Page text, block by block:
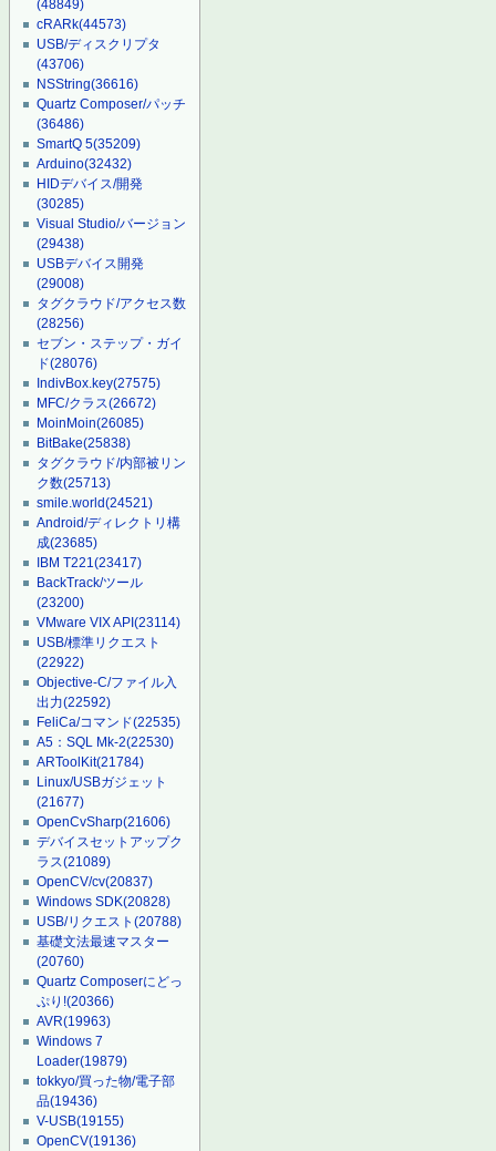
(48849)
cRARk(44573)
USB/ディスクリプタ
(43706)
NSString(36616)
Quartz Composer/パッチ
(36486)
SmartQ 5(35209)
Arduino(32432)
HIDデバイス/開発
(30285)
Visual Studio/バージョン
(29438)
USBデバイス開発
(29008)
タグクラウド/アクセス数
(28256)
セブン・ステップ・ガイ
ド(28076)
IndivBox.key(27575)
MFC/クラス(26672)
MoinMoin(26085)
BitBake(25838)
タグクラウド/内部被リン
ク数(25713)
smile.world(24521)
Android/ディレクトリ構
成(23685)
IBM T221(23417)
BackTrack/ツール
(23200)
VMware VIX API(23114)
USB/標準リクエスト
(22922)
Objective-C/ファイル入
出力(22592)
FeliCa/コマンド(22535)
A5：SQL Mk-2(22530)
ARToolKit(21784)
Linux/USBガジェット
(21677)
OpenCvSharp(21606)
デバイスセットアップク
ラス(21089)
OpenCV/cv(20837)
Windows SDK(20828)
USB/リクエスト(20788)
基礎文法最速マスター
(20760)
Quartz Composerにどっ
ぷり!(20366)
AVR(19963)
Windows 7
Loader(19879)
tokkyo/買った物/電子部
品(19436)
V-USB(19155)
OpenCV(19136)